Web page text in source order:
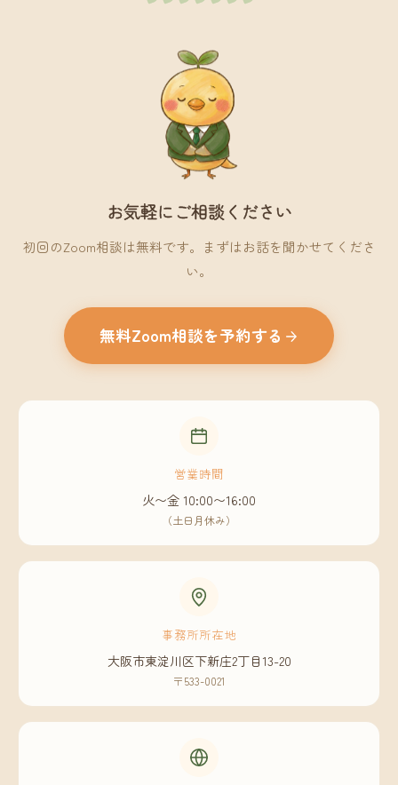
お気軽にご相談ください
初回のZoom相談は無料です。まずはお話を聞かせてくださ
い。
無料Zoom相談を予約する
営業時間
火〜金 10:00〜16:00
（土日月休み）
事務所所在地
大阪市東淀川区下新庄2丁目13-20
〒533-0021